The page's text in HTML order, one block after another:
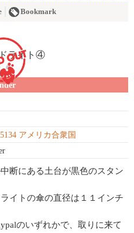
Bookmark
アメリカ合衆国
断にある土台が黒色のスタン
イトの傘の直径は１１インチ
のいずれかで、取りに来て